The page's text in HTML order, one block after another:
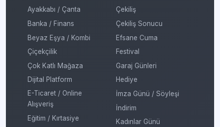
Ayakkabı / Çanta
Banka / Finans
Beyaz Eşya / Kombi
Çiçekçilik
Çok Katlı Mağaza
Dijital Platform
E-Ticaret / Online
Alışveriş
Eğitim / Kırtasiye
Çekiliş
Çekiliş Sonucu
Efsane Cuma
Festival
Garaj Günleri
Hediye
İmza Günü / Söyleşi
İndirim
Kadınlar Günü